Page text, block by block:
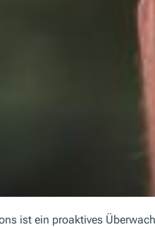
ist ein proaktives